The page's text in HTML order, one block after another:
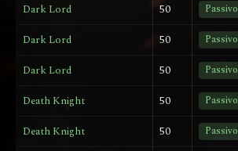
Dark Lord
50 Passivo
Dark Lord
50 Passivo
Dark Lord
50 Passivo
Death Knight
50 Passivo
Death Knight
50 Passivo